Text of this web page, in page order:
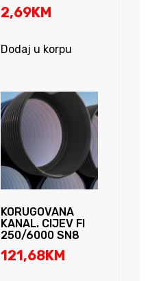
2,69KM
Dodaj u korpu
KORUGOVANA
KANAL. CIJEV FI
250/6000 SN8
121,68KM